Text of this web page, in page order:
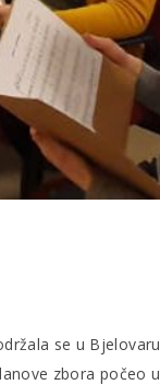
se u
zbora počeo